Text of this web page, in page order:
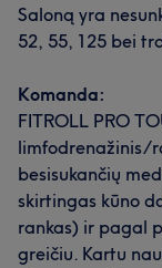
Saloną yra
52, 55, 125 bei
Komanda:
FITROLL PRO
limfodrenažinis/
besisukančių
skirtingas kūno
rankas) ir pagal
greičiu. Kartu